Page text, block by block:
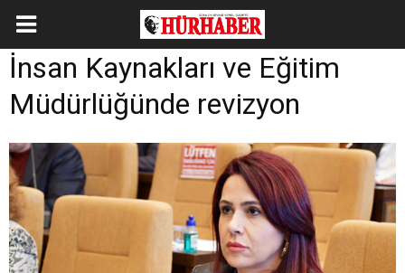
İnsan Kaynakları ve Eğitim
Müdürlüğünde revizyon